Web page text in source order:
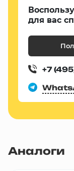
для вас
+7
Аналоги